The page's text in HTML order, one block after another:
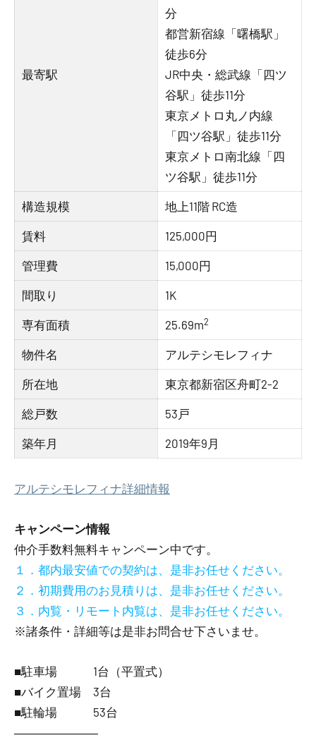
最寄駅
分
都営新宿線「曙橋駅」
徒歩6分
JR中央・総武線「四ツ
谷駅」徒歩11分
東京メトロ丸ノ内線
「四ツ谷駅」徒歩11分
東京メトロ南北線「四
ツ谷駅」徒歩11分
構造規模 地上11階 RC造
賃料 125,000円
管理費 15,000円
間取り 1K
専有面積 25.69m2
物件名 アルテシモレフィナ
所在地 東京都新宿区舟町2-2
総戸数 53戸
築年月 2019年9月
アルテシモレフィナ詳細情報
キャンペーン情報
仲介手数料無料キャンペーン中です。
１．都内最安値での契約は、是非お任せください。
２．初期費用のお見積りは、是非お任せください。
３．内覧・リモート内覧は、是非お任せください。
※諸条件・詳細等は是非お問合せ下さいませ。
■駐車場 1台（平置式）
■バイク置場 3台
■駐輪場 53台
―――――――